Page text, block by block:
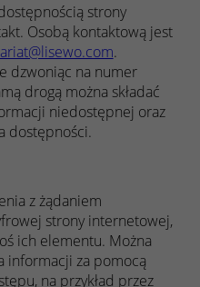
strony
Osobą kontaktową jest
.
dzwoniąc na numer
drogą można składać
niedostępnej oraz
dostępności.
z żądaniem
strony internetowej,
ich elementu. Można
informacji za pomocą
na przykład przez